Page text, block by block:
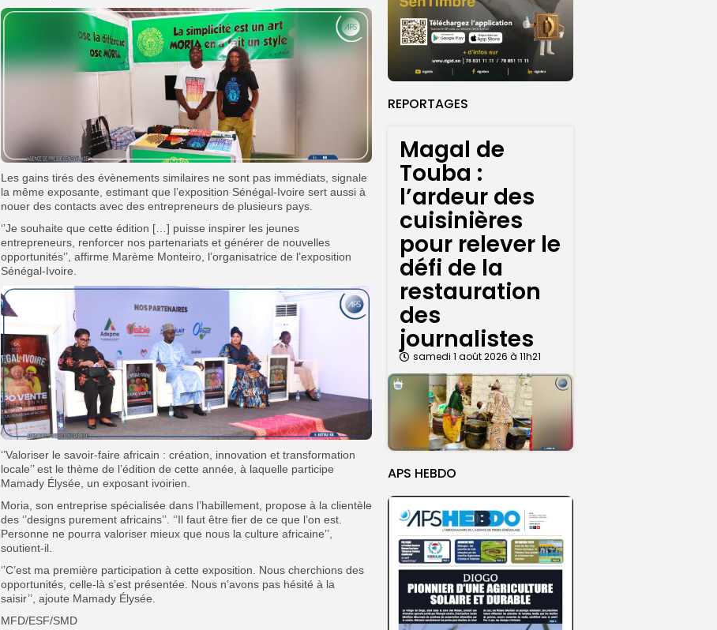
REPORTAGES
Magal de
Touba :
l’ardeur des
cuisinières
pour relever le
défi de la
restauration
des
journalistes
samedi 1 août 2026 à 11h21
APS HEBDO
Les gains tirés des évènements similaires ne sont pas immédiats, signale
la même exposante, estimant que l’exposition Sénégal-Ivoire sert aussi à
nouer des contacts avec des entrepreneurs de plusieurs pays.
‘’Je souhaite que cette édition […] puisse inspirer les jeunes
entrepreneurs, renforcer nos partenariats et générer de nouvelles
opportunités’’, affirme Marème Monteiro, l’organisatrice de l’exposition
Sénégal-Ivoire.
‘’Valoriser le savoir-faire africain : création, innovation et transformation
locale’’ est le thème de l’édition de cette année, à laquelle participe
Mamady Élysée, un exposant ivoirien.
Moria, son entreprise spécialisée dans l’habillement, propose à la clientèle
des ‘’designs purement africains’’. ‘’Il faut être fier de ce que l’on est.
Personne ne pourra valoriser mieux que nous la culture africaine’’,
soutient-il.
‘’C’est ma première participation à cette exposition. Nous cherchions des
opportunités, celle-là s’est présentée. Nous n’avons pas hésité à la
saisir’’, ajoute Mamady Élysée.
MFD/ESF/SMD